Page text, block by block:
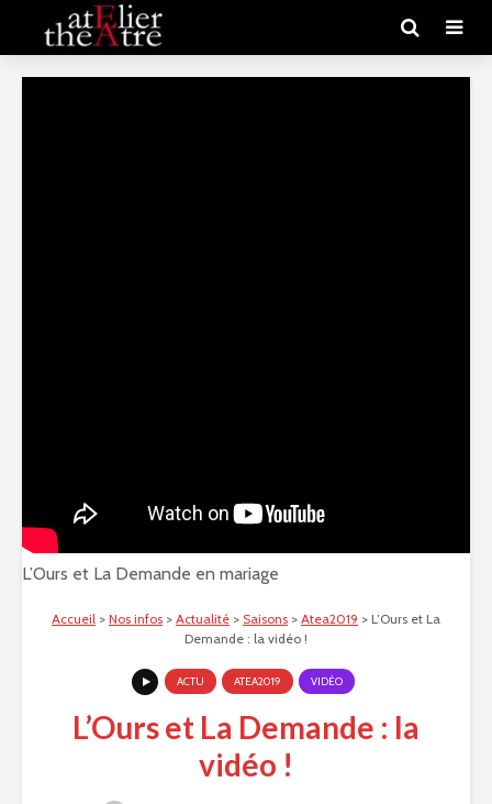
L’Ours et La Demande en mariage
Accueil > Nos infos > Actualité > Saisons > Atea2019 > L’Ours et La
Demande : la vidéo !
ACTU ATEA2019 VIDÉO
L’Ours et La Demande : la
vidéo !